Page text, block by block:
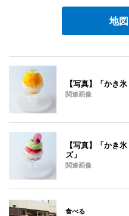
地
【写真】「かき
関連画像
【写真】「かき
ズ」
関連画像
食べる